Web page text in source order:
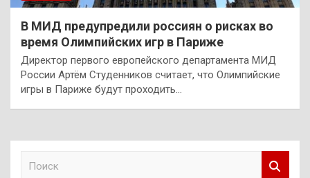
В МИД предупредили россиян о рисках во
время Олимпийских игр в Париже
Директор первого европейского департамента МИД
России Артём Студенников считает, что Олимпийские
игры в Париже будут проходить…